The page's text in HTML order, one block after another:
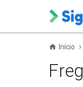
Início ›